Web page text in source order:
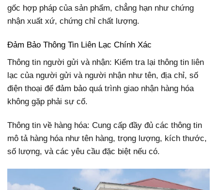
gốc hợp pháp của sản phẩm, chẳng hạn như chứng
nhận xuất xứ, chứng chỉ chất lượng.
Đảm Bảo Thông Tin Liên Lạc Chính Xác
Thông tin người gửi và nhận: Kiểm tra lại thông tin liên
lạc của người gửi và người nhận như tên, địa chỉ, số
điện thoại để đảm bảo quá trình giao nhận hàng hóa
không gặp phải sự cố.
Thông tin về hàng hóa: Cung cấp đầy đủ các thông tin
mô tả hàng hóa như tên hàng, trọng lượng, kích thước,
số lượng, và các yêu cầu đặc biệt nếu có.